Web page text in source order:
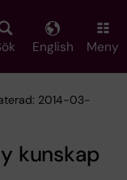
English Meny
2014-03-
kunskap